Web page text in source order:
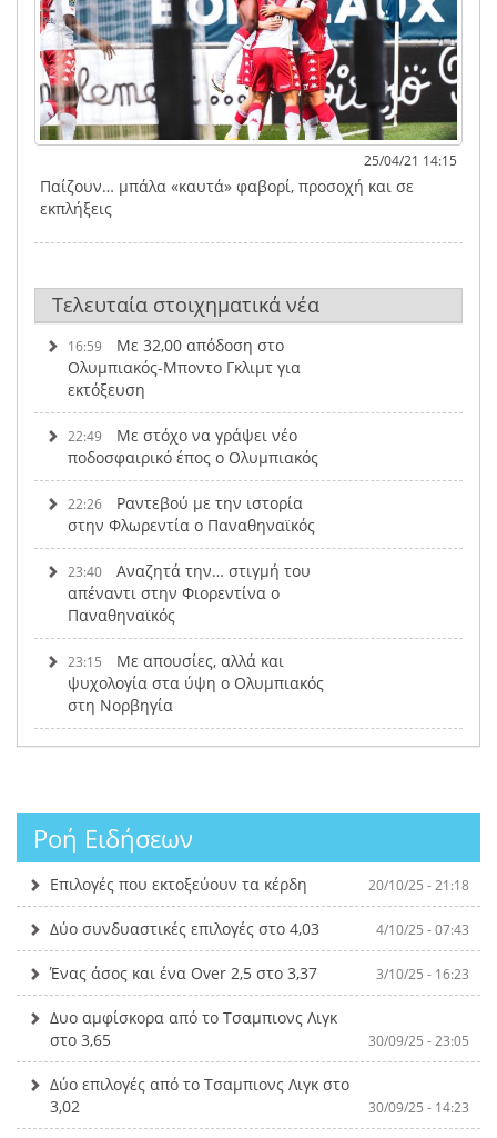
25/04/21 14:15
Παίζουν… μπάλα «καυτά» φαβορί, προσοχή και σε
εκπλήξεις
Τελευταία στοιχηματικά νέα
16:59
Με 32,00 απόδοση στο
Ολυμπιακός-Μποντο Γκλιμτ για
εκτόξευση
22:49
Με στόχο να γράψει νέο
ποδοσφαιρικό έπος ο Ολυμπιακός
22:26
Ραντεβού με την ιστορία
στην Φλωρεντία ο Παναθηναϊκός
23:40
Αναζητά την… στιγμή του
απέναντι στην Φιορεντίνα ο
Παναθηναϊκός
23:15
Με απουσίες, αλλά και
ψυχολογία στα ύψη ο Ολυμπιακός
στη Νορβηγία
Ροή Ειδήσεων
Επιλογές που εκτοξεύουν τα κέρδη 20/10/25 - 21:18
Δύο συνδυαστικές επιλογές στο 4,03 4/10/25 - 07:43
Ένας άσος και ένα Over 2,5 στο 3,37 3/10/25 - 16:23
Δυο αμφίσκορα από το Τσαμπιονς Λιγκ
στο 3,65
30/09/25 - 23:05
Δύο επιλογές από το Τσαμπιονς Λιγκ στο
3,02
30/09/25 - 14:23